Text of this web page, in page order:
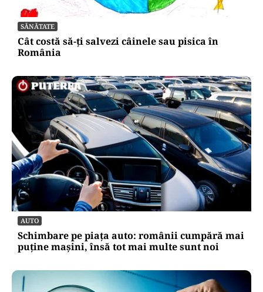
SĂNĂTATE
Cât costă să-ți salvezi câinele sau pisica în
România
AUTO
Schimbare pe piața auto: românii cumpără mai
puține mașini, însă tot mai multe sunt noi